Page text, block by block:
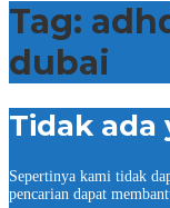
Tag:
dubai
Tidak
Sepertinya kami tidak
pencarian dapat